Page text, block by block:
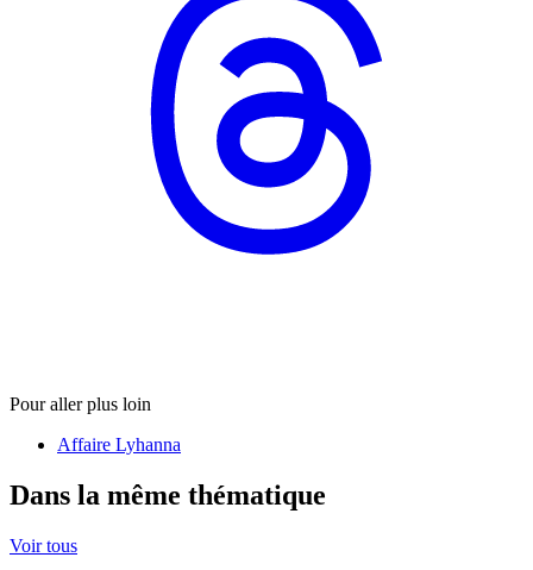
Pour aller plus loin
Affaire Lyhanna
Dans la même thématique
Voir tous